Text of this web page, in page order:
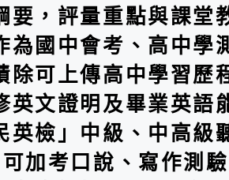
要，評量重點與課堂
為國中會考、高中學
除可上傳高中學習歷
英文證明及畢業英語
英檢」中級、中高級
加考口說、寫作測